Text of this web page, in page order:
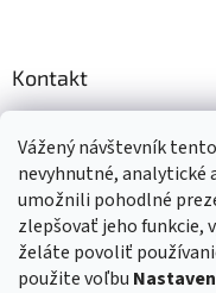
Vážený návštevník tento
nevyhnutné, analytické
umožnili pohodlné
zlepšovať jeho funkcie,
želáte povoliť
použite voľbu
Kontakt
+421 903 144 673